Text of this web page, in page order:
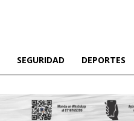
SEGURIDAD DEPORTES